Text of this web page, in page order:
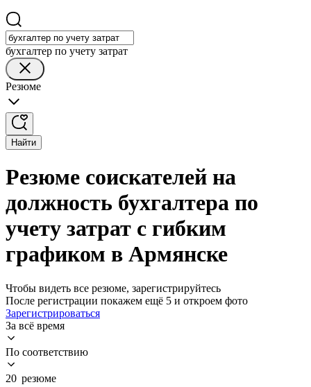
бухгалтер по учету затрат
Резюме
Найти
Резюме соискателей на
должность бухгалтера по
учету затрат с гибким
графиком в Армянске
Чтобы видеть все резюме, зарегистрируйтесь
После регистрации покажем ещё 5 и откроем фото
Зарегистрироваться
За всё время
По соответствию
20 резюме